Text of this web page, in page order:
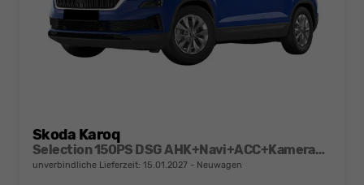
Skoda Karoq
Selection 150PS DSG AHK+Navi+ACC+Kamera+Kessy+Sitzheizung+GV5+Ambiente
unverbindliche Lieferzeit: 15.01.2027 Neuwagen